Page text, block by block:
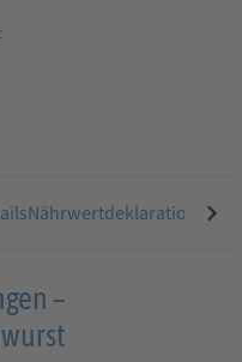
Nährwertdeklaration
–